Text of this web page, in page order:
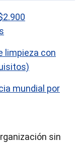
limpieza con
mundial por
sin